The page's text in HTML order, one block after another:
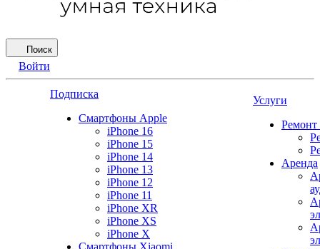
Поиск
Войти
Подписка
Смартфоны Apple
iPhone 16
iPhone 15
iPhone 14
iPhone 13
iPhone 12
iPhone 11
iPhone XR
iPhone XS
iPhone X
Смартфоны Xiaomi
Услуги
Ремонт
Аренда